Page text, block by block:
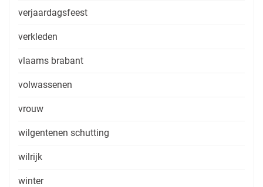
verjaardagsfeest
verkleden
vlaams brabant
volwassenen
vrouw
wilgentenen schutting
wilrijk
winter